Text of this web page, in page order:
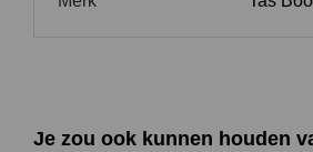
Je zou ook kunnen houden